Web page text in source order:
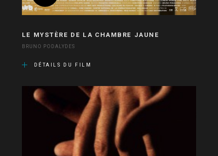
LE MYSTÈRE DE LA CHAMBRE JAUNE
BRUNO PODALYDES
DÉTAILS DU FILM